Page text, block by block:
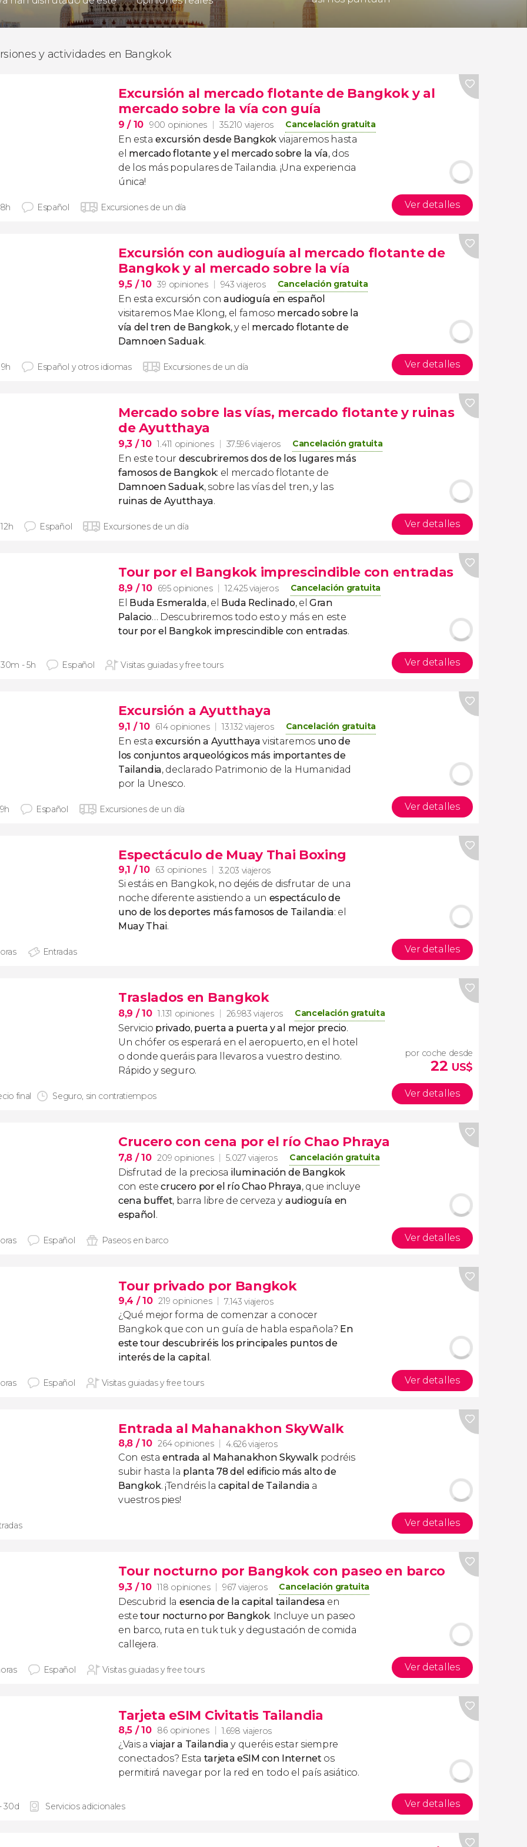
y actividades en Bangkok
Excursión al mercado flotante de Bangkok y al
mercado sobre la vía con guía
9/ 10 900 opiniones 35.210 viajeros Cancelación gratuita
En estaexcursión desde Bangkok viajaremos hasta
el mercado flotante y el mercado sobre la vía, dos
de los más populares de Tailandia. ¡Una experiencia
única!
Español Excursiones de un día Ver detalles
Excursión con audioguía al mercado flotante de
Bangkok y al mercado sobre la vía
9,5 / 10 39 opiniones 943 viajeros Cancelación gratuita
En esta excursión con audioguía en español
visitaremos Mae Klong, el famoso mercado sobre la
vía del tren de Bangkok, y el mercado flotante de
Damnoen Saduak.
Español y otros idiomas Excursiones de un día Ver detalles
Mercado sobre las vías, mercado flotante y ruinas
de Ayutthaya
9,3 / 10 1.411 opiniones 37.596 viajeros Cancelación gratuita
En este tour descubriremos dos de los lugares más
famosos de Bangkok: el mercado flotante de
Damnoen Saduak, sobre las vías del tren, y las
ruinas de Ayutthaya.
Español Excursiones de un día Ver detalles
Tour por el Bangkok imprescindible con entradas
8,9 / 10 695 opiniones 12.425 viajeros Cancelación gratuita
El Buda Esmeralda, el Buda Reclinado, el Gran
Palacio… Descubriremos todo esto y más en este
tour por el Bangkok imprescindible con entradas.
- 5h Español Visitas guiadas y free tours Ver detalles
Excursión a Ayutthaya
9,1 / 10 614 opiniones 13.132 viajeros Cancelación gratuita
En estaexcursión a Ayutthaya visitaremos uno de
los conjuntos arqueológicos más importantes de
Tailandia, declarado Patrimonio de la Humanidad
por la Unesco.
Español Excursiones de un día Ver detalles
Espectáculo de Muay Thai Boxing
9,1 / 10 63 opiniones 3.203 viajeros
Si estáis en Bangkok, no dejéis de disfrutar de una
noche diferente asistiendo a un espectáculo de
uno de los deportes más famosos de Tailandia: el
Muay Thai.
Entradas Ver detalles
Traslados en Bangkok
8,9 / 10 1.131 opiniones 26.983 viajeros Cancelación gratuita
Servicio privado, puerta a puerta y al mejor precio.
Un chófer os esperará en el aeropuerto, en el hotel
o donde queráis para llevaros a vuestro destino.
Rápido y seguro.
final Seguro, sin contratiempos
por coche desde
22 US$
Ver detalles
Crucero con cena por el río Chao Phraya
7,8 / 10 209 opiniones 5.027 viajeros Cancelación gratuita
Disfrutad de la preciosa iluminación de Bangkok
con estecrucero por el río Chao Phraya, que incluye
cena buffet, barra libre de cerveza y audioguía en
español .
Español Paseos en barco Ver detalles
Tour privado por Bangkok
9,4 / 10 219 opiniones 7.143 viajeros
¿Qué mejor forma de comenzar a conocer
Bangkok que con un guía de habla española? En
este tour descubriréis los principales puntos de
interés de la capital .
Español Visitas guiadas y free tours Ver detalles
Entrada al Mahanakhon SkyWalk
8,8 / 10 264 opiniones 4.626 viajeros
Con estaentrada al Mahanakhon Skywalkpodréis
subir hasta la planta 78del edificio más alto de
Bangkok. ¡Tendréis la capital de Tailandia a
vuestros pies!
Ver detalles
Tour nocturno por Bangkok con paseo en barco
9,3 / 10 118 opiniones 967 viajeros Cancelación gratuita
Descubrid la esencia de la capital tailandesa en
estetour nocturno por Bangkok. Incluye un paseo
en barco, ruta en tuk tuk y degustación de comida
callejera.
Español Visitas guiadas y free tours Ver detalles
Tarjeta eSIM Civitatis Tailandia
8,5 / 10 86 opiniones 1.698 viajeros
¿Vais aviajar a Tailandia y queréis estar siempre
conectados? Esta tarjeta eSIM con Internet os
permitirá navegar por la red en todo el país asiático.
30d Servicios adicionales Ver detalles